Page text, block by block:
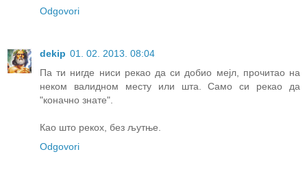
Odgovori
dekip 01. 02. 2013. 08:04
Па ти нигде ниси рекао да си добио мејл, прочитао на
неком валидном месту или шта. Само си рекао да
"коначно знате".
Као што рекох, без љутње.
Odgovori